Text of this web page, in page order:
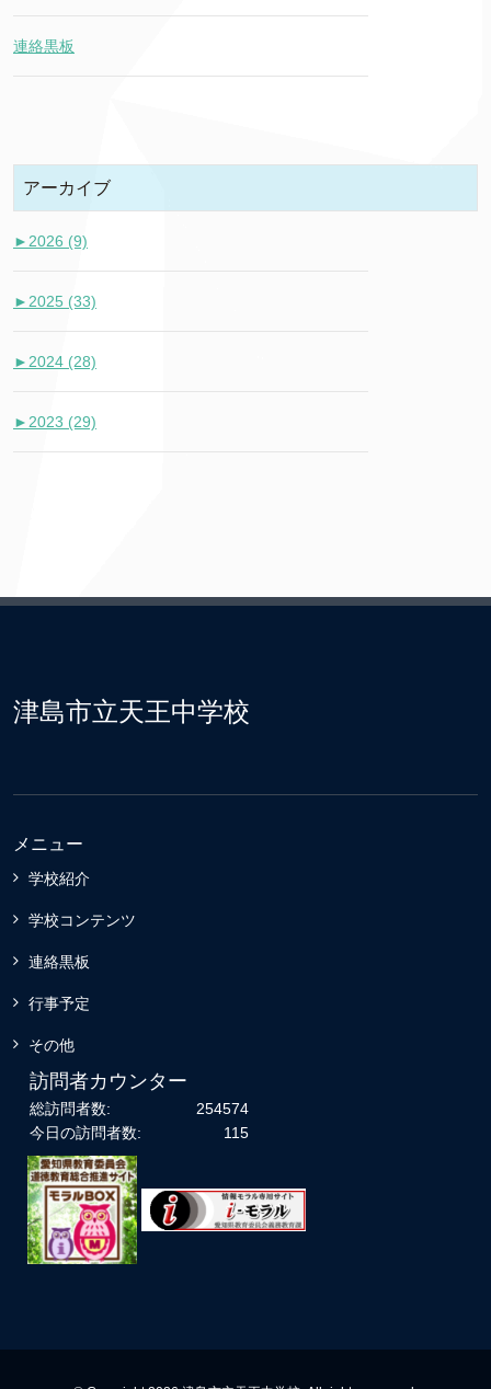
連絡黒板
アーカイブ
► 2026 (9)
► 2025 (33)
► 2024 (28)
► 2023 (29)
津島市立天王中学校
メニュー
学校紹介
学校コンテンツ
連絡黒板
行事予定
その他
訪問者カウンター
254574
総訪問者数:
115
今日の訪問者数: